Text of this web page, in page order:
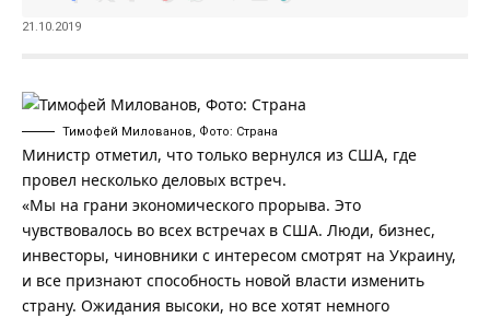
21.10.2019
Тимофей Милованов, Фото: Страна
Министр отметил, что только вернулся из США, где
провел несколько деловых встреч.
«Мы на грани экономического прорыва. Это
чувствовалось во всех встречах в США. Люди, бизнес,
инвесторы, чиновники с интересом смотрят на Украину,
и все признают способность новой власти изменить
страну. Ожидания высоки, но все хотят немного